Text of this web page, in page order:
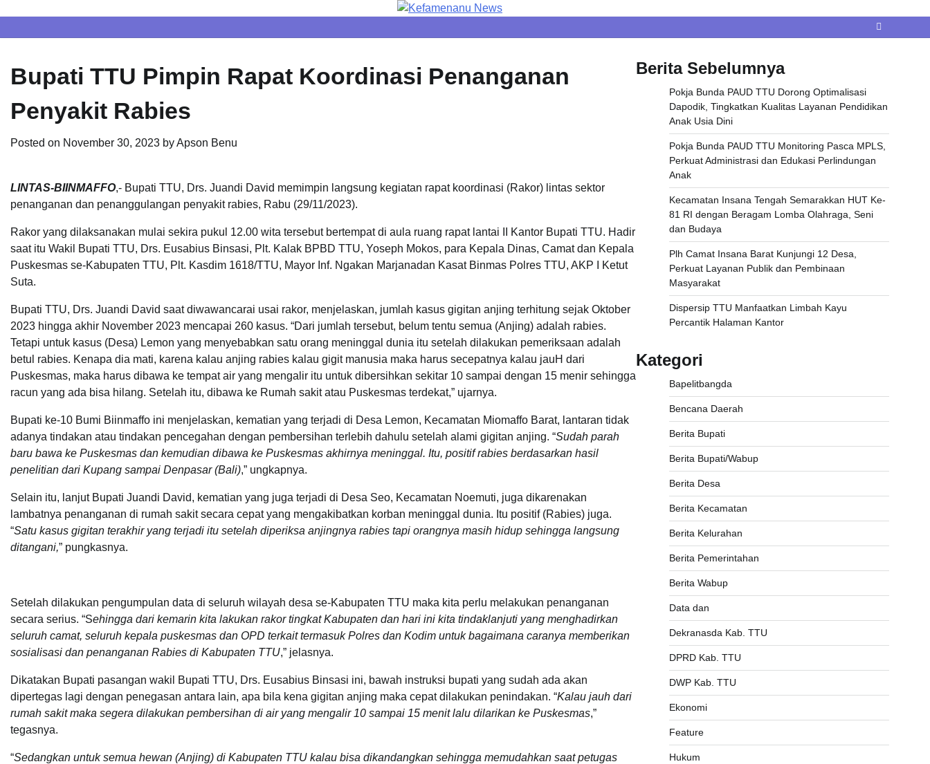
content
Bupati TTU Pimpin Rapat Koordinasi Penanganan
Penyakit Rabies
Posted on November 30, 2023 byApson Benu
LINTAS-BIINMAFFO,- Bupati TTU, Drs. Juandi David memimpin langsung kegiatan rapat koordinasi (Rakor) lintas sektor
penanganan dan penanggulangan penyakit rabies, Rabu (29/11/2023).
Rakor yang dilaksanakan mulai sekira pukul 12.00 wita tersebut bertempat di aula ruang rapat lantai II Kantor Bupati TTU. Hadir
saat itu Wakil Bupati TTU, Drs. Eusabius Binsasi, Plt. Kalak BPBD TTU, Yoseph Mokos, para Kepala Dinas, Camat dan Kepala
Puskesmas se-Kabupaten TTU, Plt. Kasdim 1618/TTU, Mayor Inf. Ngakan Marjanadan Kasat Binmas Polres TTU, AKP I Ketut
Suta.
Bupati TTU, Drs. Juandi David saat diwawancarai usai rakor, menjelaskan, jumlah kasus gigitan anjing terhitung sejak Oktober
2023 hingga akhir November 2023 mencapai 260 kasus. “Dari jumlah tersebut, belum tentu semua (Anjing) adalah rabies.
Tetapi untuk kasus (Desa) Lemon yang menyebabkan satu orang meninggal dunia itu setelah dilakukan pemeriksaan adalah
betul rabies. Kenapa dia mati, karena kalau anjing rabies kalau gigit manusia maka harus secepatnya kalau jauH dari
Puskesmas, maka harus dibawa ke tempat air yang mengalir itu untuk dibersihkan sekitar 10 sampai dengan 15 menir sehingga
racun yang ada bisa hilang. Setelah itu, dibawa ke Rumah sakit atau Puskesmas terdekat,” ujarnya.
Bupati ke-10 Bumi Biinmaffo ini menjelaskan, kematian yang terjadi di Desa Lemon, Kecamatan Miomaffo Barat, lantaran tidak
adanya tindakan atau tindakan pencegahan dengan pembersihan terlebih dahulu setelah alami gigitan anjing. “Sudah parah
baru bawa ke Puskesmas dan kemudian dibawa ke Puskesmas akhirnya meninggal. Itu, positif rabies berdasarkan hasil
penelitian dari Kupang sampai Denpasar (Bali),” ungkapnya.
Selain itu, lanjut Bupati Juandi David, kematian yang juga terjadi di Desa Seo, Kecamatan Noemuti, juga dikarenakan
lambatnya penanganan di rumah sakit secara cepat yang mengakibatkan korban meninggal dunia. Itu positif (Rabies) juga.
“Satu kasus gigitan terakhir yang terjadi itu setelah diperiksa anjingnya rabies tapi orangnya masih hidup sehingga langsung
ditangani,” pungkasnya.
Setelah dilakukan pengumpulan data di seluruh wilayah desa se-Kabupaten TTU maka kita perlu melakukan penanganan
secara serius. “Sehingga dari kemarin kita lakukan rakor tingkat Kabupaten dan hari ini kita tindaklanjuti yang menghadirkan
seluruh camat, seluruh kepala puskesmas dan OPD terkait termasuk Polres dan Kodim untuk bagaimana caranya memberikan
sosialisasi dan penanganan Rabies di Kabupaten TTU,” jelasnya.
Dikatakan Bupati pasangan wakil Bupati TTU, Drs. Eusabius Binsasi ini, bawah instruksi bupati yang sudah ada akan
dipertegas lagi dengan penegasan antara lain, apa bila kena gigitan anjing maka cepat dilakukan penindakan. “Kalau jauh dari
rumah sakit maka segera dilakukan pembersihan di air yang mengalir 10 sampai 15 menit lalu dilarikan ke Puskesmas,”
tegasnya.
“Sedangkan untuk semua hewan (Anjing) di Kabupaten TTU kalau bisa dikandangkan sehingga memudahkan saat petugas
Berita Sebelumnya
Pokja Bunda PAUD TTU Dorong Optimalisasi
Dapodik, Tingkatkan Kualitas Layanan Pendidikan
Anak Usia Dini
Pokja Bunda PAUD TTU Monitoring Pasca MPLS,
Perkuat Administrasi dan Edukasi Perlindungan
Anak
Kecamatan Insana Tengah Semarakkan HUT Ke-
81 RI dengan Beragam Lomba Olahraga, Seni
dan Budaya
Plh Camat Insana Barat Kunjungi 12 Desa,
Perkuat Layanan Publik dan Pembinaan
Masyarakat
Dispersip TTU Manfaatkan Limbah Kayu
Percantik Halaman Kantor
Kategori
Bapelitbangda
Bencana Daerah
Berita Bupati
Berita Bupati/Wabup
Berita Desa
Berita Kecamatan
Berita Kelurahan
Berita Pemerintahan
Berita Wabup
Data dan
Dekranasda Kab. TTU
DPRD Kab. TTU
DWP Kab. TTU
Ekonomi
Feature
Hukum